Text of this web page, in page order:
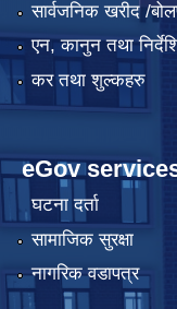
सार्वजनिक खरीद /
एन, कानुन तथा
कर तथा शुल्कहरु
eGov
घटना दर्ता
सामाजिक सुरक्षा
नागरिक वडापत्र